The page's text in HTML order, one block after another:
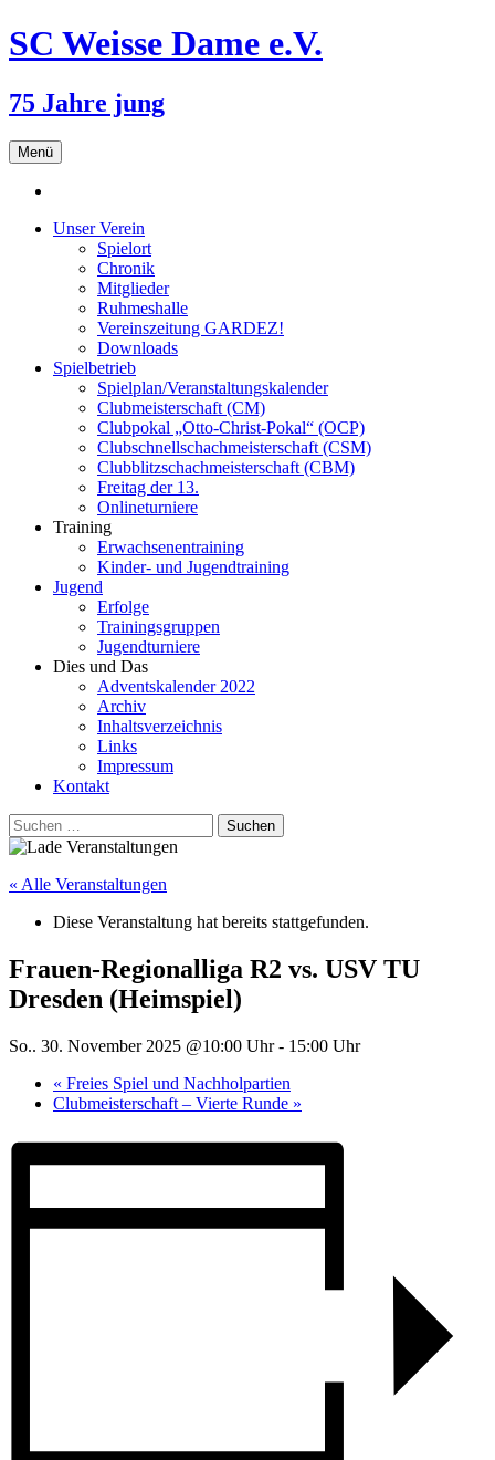
SC Weisse Dame e.V.
75 Jahre jung
Menü Zum
Inhalt
Unser Verein
Spielort
Chronik
Mitglieder
Ruhmeshalle
Vereinszeitung GARDEZ!
Downloads
Spielbetrieb
Spielplan/Veranstaltungskalender
Clubmeisterschaft (CM)
Clubpokal „Otto-Christ-Pokal“ (OCP)
Clubschnellschachmeisterschaft (CSM)
Clubblitzschachmeisterschaft (CBM)
Freitag der 13.
Onlineturniere
Training
Erwachsenentraining
Kinder- und Jugendtraining
Jugend
Erfolge
Trainingsgruppen
Jugendturniere
Dies und Das
Adventskalender 2022
Archiv
Inhaltsverzeichnis
Links
Impressum
Kontakt
Suchen
nach:
« Alle Veranstaltungen
Diese Veranstaltung hat bereits stattgefunden.
Frauen-Regionalliga R2 vs. USV TU
Dresden (Heimspiel)
So.. 30. November 2025 @10:00 Uhr- 15:00 Uhr
« Freies Spiel und Nachholpartien
Clubmeisterschaft – Vierte Runde »